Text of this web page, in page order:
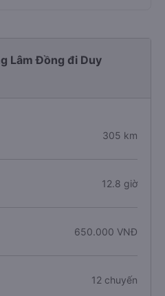
Lâm Đồng đi Duy
305 km
12.8 giờ
650.000 VNĐ
12 chuyến